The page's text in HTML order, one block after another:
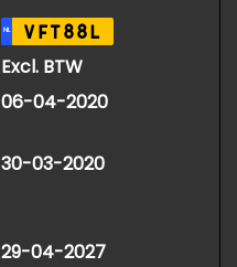
NL VFT88L
Excl. BTW
06-04-2020
30-03-2020
29-04-2027